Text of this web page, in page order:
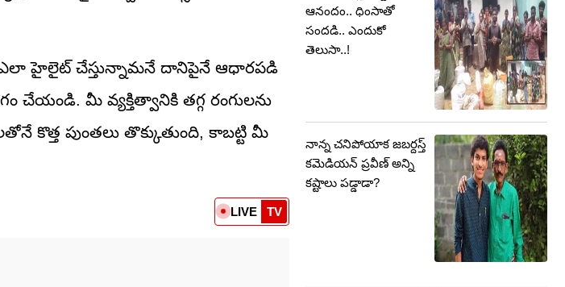
ఎలా హైలైట్ చేస్తున్నామనే దానిపైనే ఆధారపడి
చేయండి. మీ వ్యక్తిత్వానికి తగ్గ రంగులను
కొత్త పుంతలు తొక్కుతుంది, కాబట్టి మీ
LIVE TV
ఆనందం.. ధింసాతో
సందడి.. ఎందుకో
తెలుసా..!
నాన్న చనిపోయాక జబర్దస్త్
కమెడియన్ ప్రవీణ్ అన్ని
కష్టాలు పడ్డాడా?